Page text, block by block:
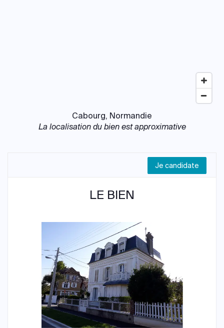
Cabourg, Normandie
La localisation du bien est approximative
Je candidate
LE BIEN